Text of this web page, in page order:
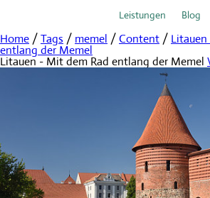
Leistungen
Blog
Home /Tags / memel /Content /
entlang der Memel
Litauen - Mit dem Rad entlang der Memel